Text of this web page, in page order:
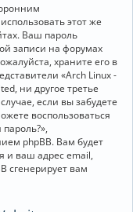
этот же
Ваш пароль
записи на форумах
храните его в
«Arch Linux -
ни другое третье
если вы забудете
воспользоваться
phpBB. Вам будет
и ваш адрес email,
сгенерирует вам